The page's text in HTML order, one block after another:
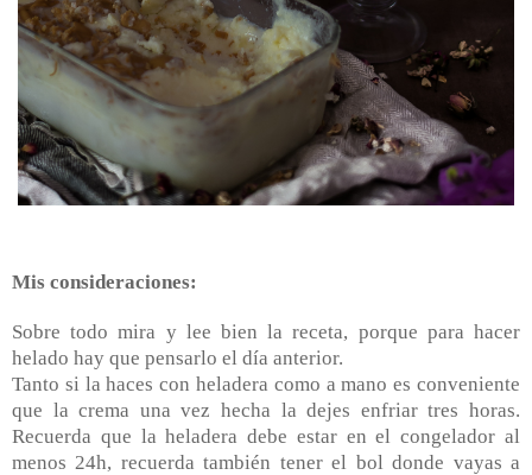
Mis consideraciones:
Sobre todo mira y lee bien la receta, porque para hacer
helado hay que pensarlo el día anterior.
Tanto si la haces con heladera como a mano es conveniente
que la crema una vez hecha la dejes enfriar tres horas.
Recuerda que la heladera debe estar en el congelador al
menos 24h, recuerda también tener el bol donde vayas a